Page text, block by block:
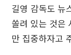
길영 감독도 뉴
쏠려 있는 것은
만 집중하자고